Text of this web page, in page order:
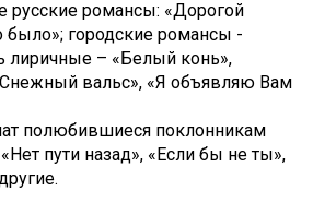
русские романсы: «Дорогой
было»; городские романсы -
лиричные – «Белый конь»,
вальс», «Я объявляю Вам
полюбившиеся поклонникам
пути назад», «Если бы не ты»,